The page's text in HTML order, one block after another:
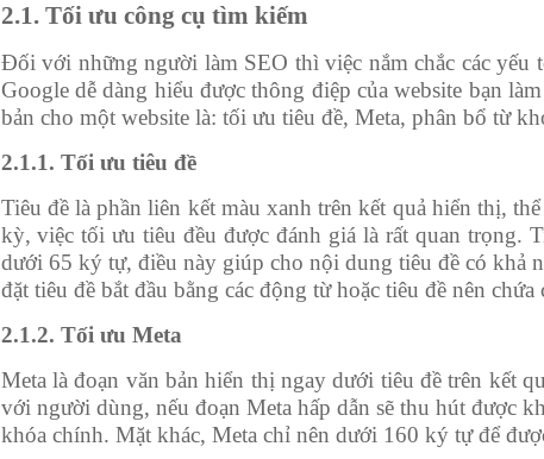
2.1. Tối ưu công cụ tìm kiếm
Đối với những người làm SEO thì việc nắm chắc các
Google dễ dàng hiểu được thông điệp của website bạn
bản cho một website là: tối ưu tiêu đề, Meta, phân bổ từ
2.1.1. Tối ưu tiêu đề
Tiêu đề là phần liên kết màu xanh trên kết quả hiển thị,
kỳ, việc tối ưu tiêu đều được đánh giá là rất quan trọng.
dưới 65 ký tự, điều này giúp cho nội dung tiêu đề có
đặt tiêu đề bắt đầu bằng các động từ hoặc tiêu đề nên
2.1.2. Tối ưu Meta
Meta là đoạn văn bản hiển thị ngay dưới tiêu đề trên kết
với người dùng, nếu đoạn Meta hấp dẫn sẽ thu hút được
khóa chính. Mặt khác, Meta chỉ nên dưới 160 ký tự để